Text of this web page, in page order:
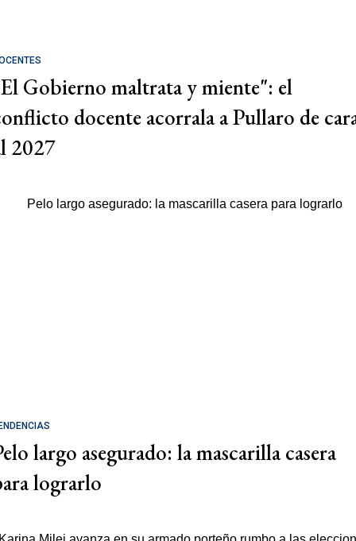
Gobierno maltrata y miente": el
docente acorrala a Pullaro de
2027
largo asegurado: la mascarilla casera
lograrlo